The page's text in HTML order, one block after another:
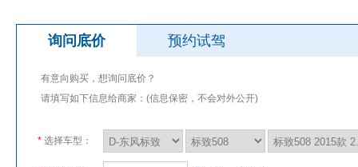
询问底价 预约试驾
有意向购买，想询问底价？
请填写如下信息给商家：(信息保密，不会对外公开)
* 选择车型：